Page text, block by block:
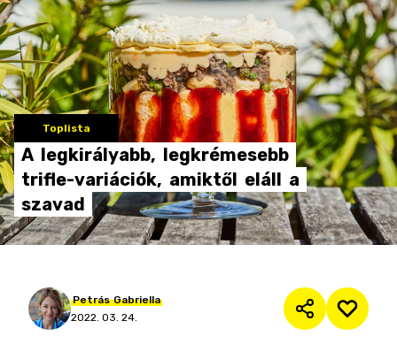
Toplista
A legkirályabb, legkrémesebb
trifle-variációk, amiktől eláll a
szavad
Petrás Gabriella
2022. 03. 24.